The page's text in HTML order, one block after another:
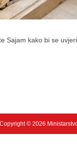
Sajam kako bi se
Copyright © 2026